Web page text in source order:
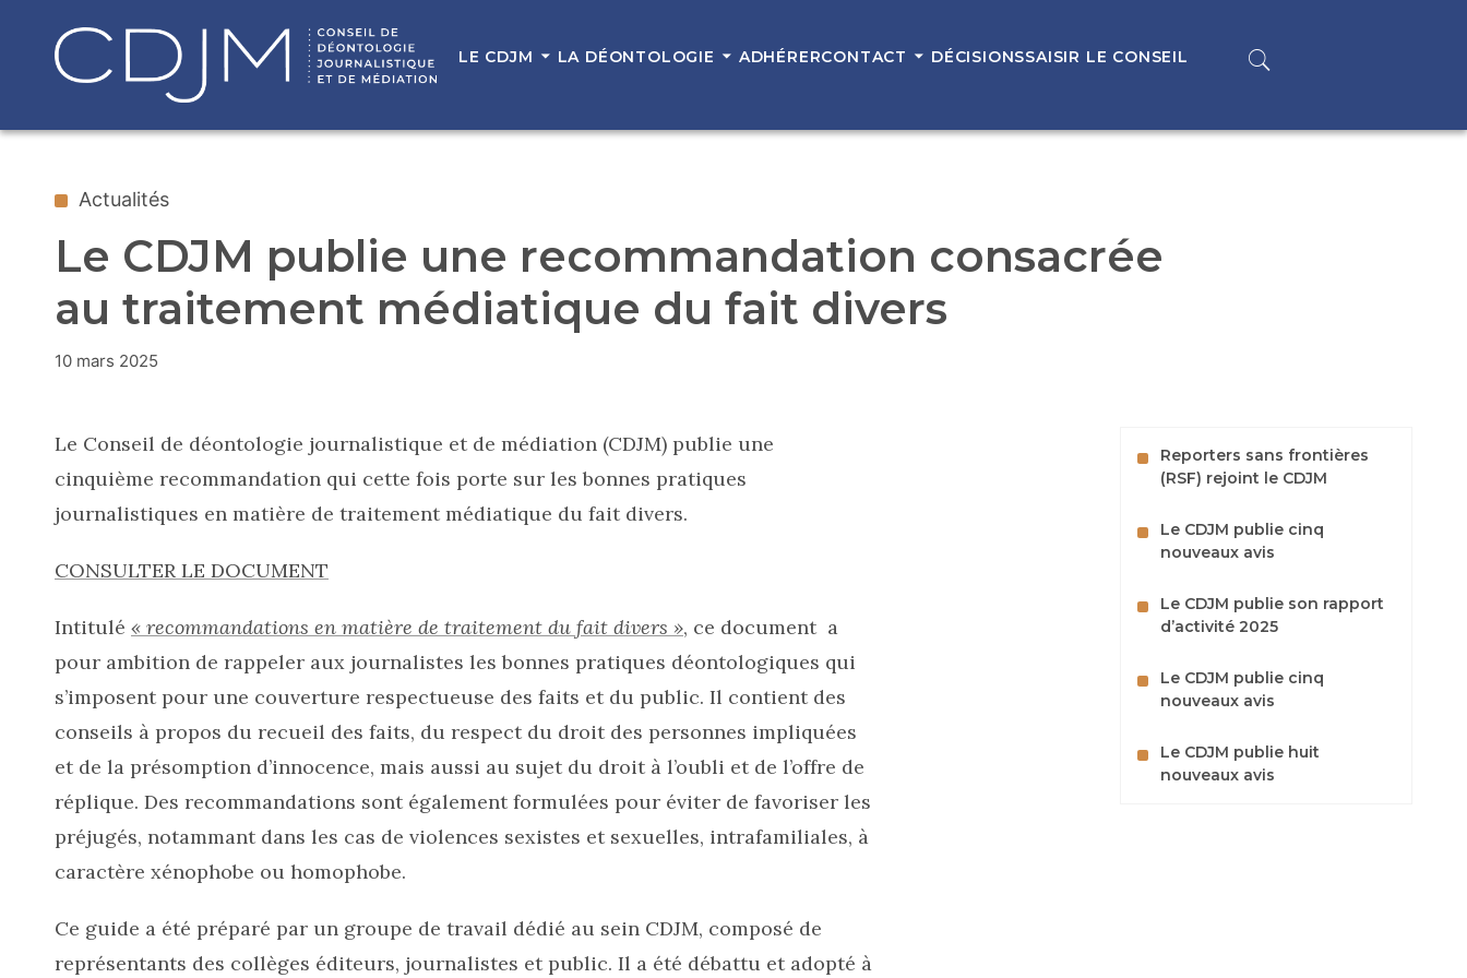
LE CDJM LA DÉONTOLOGIE ADHÉRERCONTACT DÉCISIONSSAISIR LE CONSEIL
Actualités
Le CDJM publie une recommandation consacrée
au traitement médiatique du fait divers
10 mars 2025
Le Conseil de déontologie journalistique et de médiation (CDJM) publie une
cinquième recommandation qui cette fois porte sur les bonnes pratiques
journalistiques en matière de traitement médiatique du fait divers.
CONSULTER LE DOCUMENT
Intitulé « recommandations en matière de traitement du fait divers », ce document a
pour ambition de rappeler aux journalistes les bonnes pratiques déontologiques qui
s’imposent pour une couverture respectueuse des faits et du public. Il contient des
conseils à propos du recueil des faits, du respect du droit des personnes impliquées
et de la présomption d’innocence, mais aussi au sujet du droit à l’oubli et de l’offre de
réplique. Des recommandations sont également formulées pour éviter de favoriser les
préjugés, notammant dans les cas de violences sexistes et sexuelles, intrafamiliales, à
caractère xénophobe ou homophobe.
Ce guide a été préparé par un groupe de travail dédié au sein CDJM, composé de
représentants des collèges éditeurs, journalistes et public. Il a été débattu et adopté à
Reporters sans frontières
(RSF) rejoint le CDJM
Le CDJM publie cinq
nouveaux avis
Le CDJM publie son rapport
d’activité 2025
Le CDJM publie cinq
nouveaux avis
Le CDJM publie huit
nouveaux avis